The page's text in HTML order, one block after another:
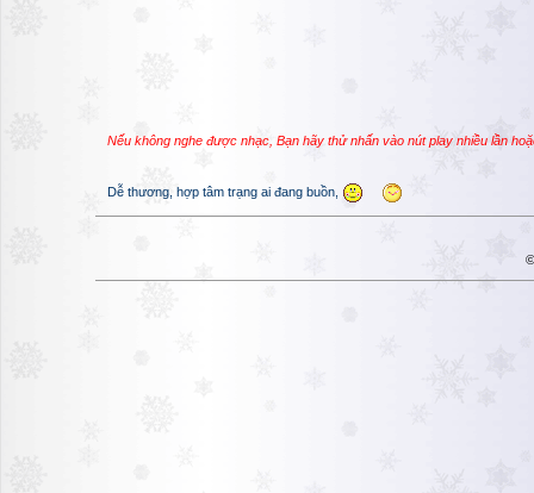
Nếu không nghe được nhạc, Bạn hãy thử nhấn vào nút play nhiều lần
Dễ thương, hợp tâm trạng ai đang buồn,